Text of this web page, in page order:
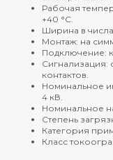
Рабочая
+40 °C.
Ширина в
Монтаж: на
Подключение:
контактов.
Номинальное
4 кВ.
Номинальное
Степень
Категория
Класс